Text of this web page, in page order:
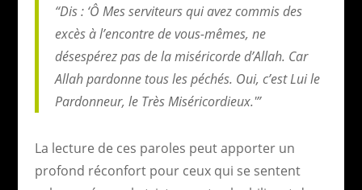
“Dis : ‘Ô Mes serviteurs qui avez commis des
excès à l’encontre de vous-mêmes, ne
désespérez pas de la miséricorde d’Allah. Car
Allah pardonne tous les péchés. Oui, c’est Lui le
Pardonneur, le Très Miséricordieux.'”
La lecture de ces paroles peut apporter un
profond réconfort pour ceux qui se sentent